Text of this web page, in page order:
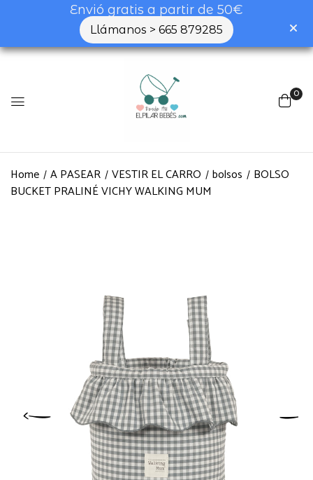
Envió gratis a partir de 50€
Llámanos > 665 879285
0
Home A PASEAR VESTIR EL CARRO bolsos
BOLSO
BUCKET PRALINÉ VICHY WALKING MUM